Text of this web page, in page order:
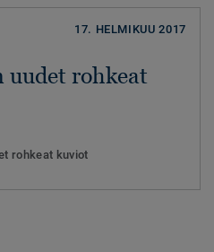
17. HELMIKUU 2017
rohkeat
rohkeat kuviot